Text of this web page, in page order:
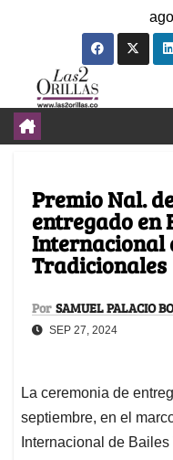
Premio Nal.
entregado en
Internacional
Tradicionales
Por SAMUEL PALACIO
SEP 27, 2024
La ceremonia de
septiembre, en el
Internacional de